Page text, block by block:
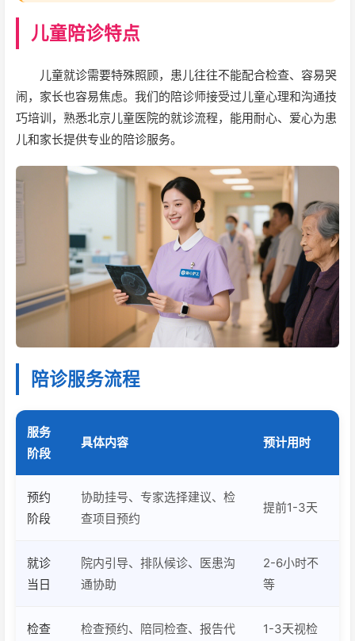
儿童陪诊特点
儿童就诊需要特殊照顾，患儿往往不能配合检查、容易哭
闹，家长也容易焦虑。我们的陪诊师接受过儿童心理和沟通技
巧培训，熟悉北京儿童医院的就诊流程，能用耐心、爱心为患
儿和家长提供专业的陪诊服务。
陪诊服务流程
服务
阶段
具体内容 预计用时
预约
阶段
协助挂号、专家选择建议、检
查项目预约
提前1-3天
就诊
当日
院内引导、排队候诊、医患沟
通协助
2-6小时不
等
检查
检查预约、陪同检查、报告代
1-3天视检